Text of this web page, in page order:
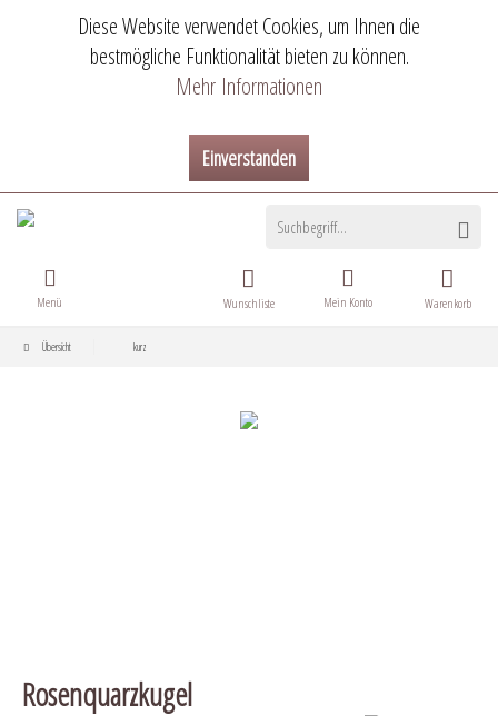
Diese Website verwendet Cookies, um Ihnen die
bestmögliche Funktionalität bieten zu können.
Mehr Informationen
Einverstanden
Warenkorb
Wunschliste Mein Konto
Menü
Übersicht kurz
Rosenquarzkugel